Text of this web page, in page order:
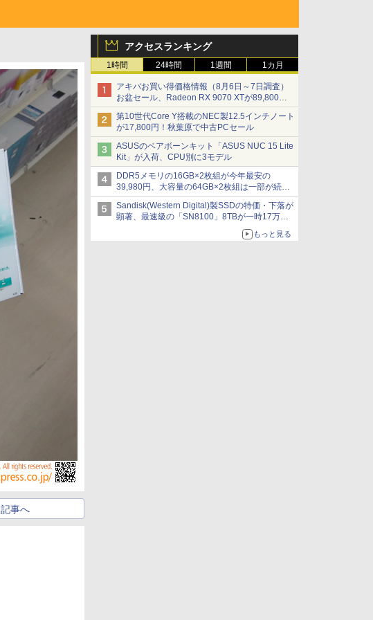
アクセスランキング
1時間 24時間 1週間 1カ月
アキバお買い得価格情報（8月6日～7日調査）
お盆セール、Radeon RX 9070 XTが89,800
円、水平周波数24.8kHz対応の17型モニターが
9,801円、暑さ指数連動セール ほか
第10世代Core Y搭載のNEC製12.5インチノート
が17,800円！秋葉原で中古PCセール
ASUSのベアボーンキット「ASUS NUC 15 Lite
Kit」が入荷、CPU別に3モデル
DDR5メモリの16GB×2枚組が今年最安の
39,980円、大容量の64GB×2枚組は一部が続騰
[8月前半のメモリ価格]
Sandisk(Western Digital)製SSDの特価・下落が
顕著、最速級の「SN8100」8TBが一時17万円
もっと見る
記事へ